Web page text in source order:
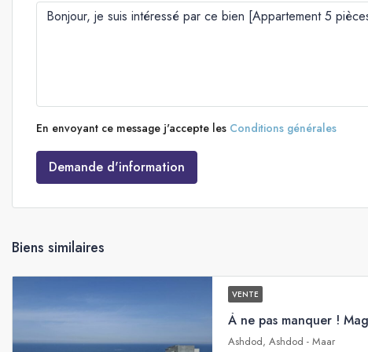
En envoyant ce message j'accepte les Conditions générales
Demande d'information
Biens similaires
VENTE
Ashdod, Ashdod - Maar